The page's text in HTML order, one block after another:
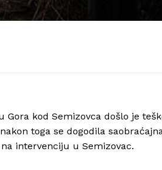
Gora kod Semizovca došlo je
toga se dogodila
intervenciju u Semizovac.